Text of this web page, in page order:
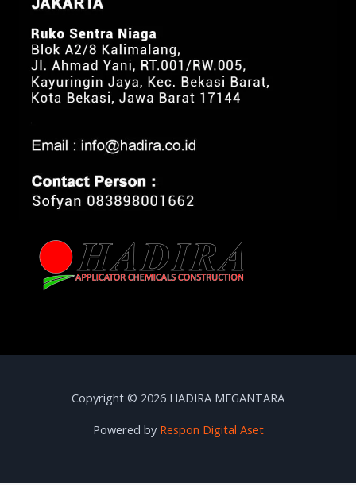
Copyright © 2026 HADIRA MEGANTARA
Powered by Respon Digital Aset